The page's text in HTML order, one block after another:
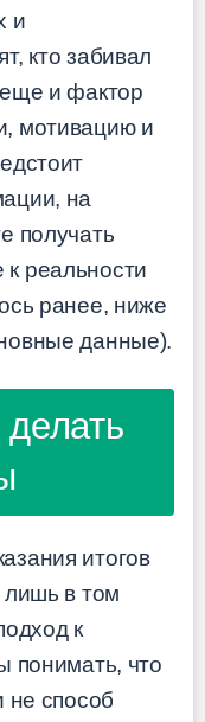
и
кто забивал
и фактор
мотивацию и
на
получать
реальности
ранее, ниже
данные).
итогов
лишь в том
к
понимать, что
не способ